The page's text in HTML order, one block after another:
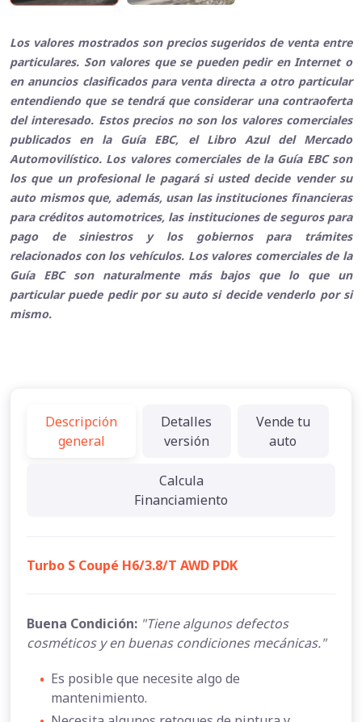
Los valores mostrados son precios sugeridos de venta entre
particulares. Son valores que se pueden pedir en Internet o
en anuncios clasificados para venta directa a otro particular
entendiendo que se tendrá que considerar una contraoferta
del interesado. Estos precios no son los valores comerciales
publicados en la Guía EBC, el Libro Azul del Mercado
Automovilístico. Los valores comerciales de la Guía EBC son
los que un profesional le pagará si usted decide vender su
auto mismos que, además, usan las instituciones financieras
para créditos automotrices, las instituciones de seguros para
pago de siniestros y los gobiernos para trámites
relacionados con los vehículos. Los valores comerciales de la
Guía EBC son naturalmente más bajos que lo que un
particular puede pedir por su auto si decide venderlo por si
mismo.
Descripción
general
Detalles
versión
Vende tu
auto
Calcula
Financiamiento
Turbo S Coupé H6/3.8/T AWD PDK
Buena Condición: "Tiene algunos defectos
cosméticos y en buenas condiciones mecánicas."
• Es posible que necesite algo de
mantenimiento.